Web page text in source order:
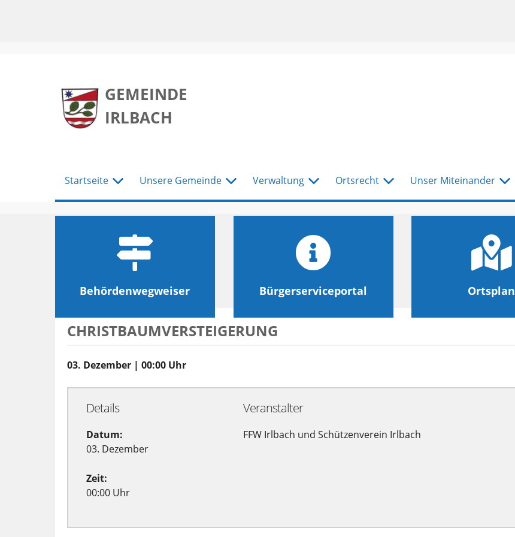
GEMEINDE
IRLBACH
Startseite Unsere Gemeinde Verwaltung Ortsrecht Unser Miteinander
Behördenwegweiser Bürgerserviceportal Ortsplan
CHRISTBAUMVERSTEIGERUNG
03. Dezember | 00:00 Uhr
Details
Datum:
03. Dezember
Zeit:
00:00 Uhr
Veranstalter
FFW Irlbach und Schützenverein Irlbach